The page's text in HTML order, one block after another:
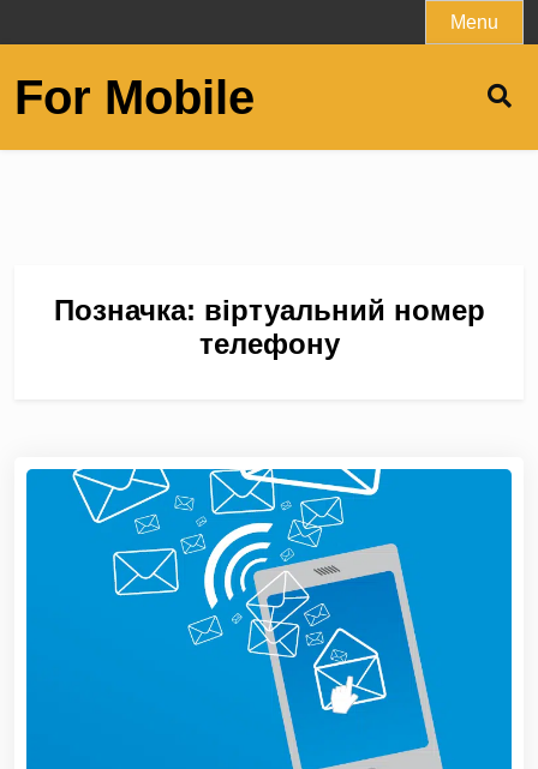
to
Menu
For Mobile
Позначка: віртуальний номер
телефону